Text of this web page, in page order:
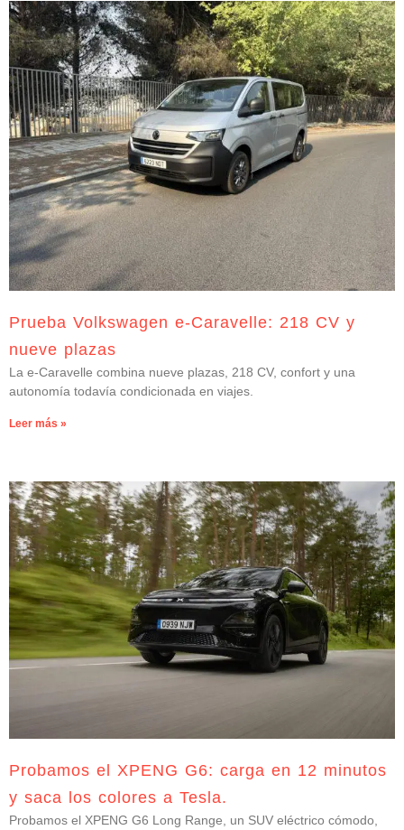
Prueba Volkswagen e-Caravelle: 218 CV y
nueve plazas
La e-Caravelle combina nueve plazas, 218 CV, confort y una
autonomía todavía condicionada en viajes.
Leer más »
Probamos el XPENG G6: carga en 12 minutos
y saca los colores a Tesla.
Probamos el XPENG G6 Long Range, un SUV eléctrico cómodo,